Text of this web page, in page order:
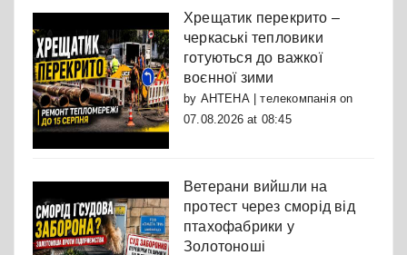
Хрещатик перекрито –
черкаські тепловики
готуються до важкої
воєнної зими
by АНТЕНА | телекомпаніяon
07.08.2026 at 08:45
Ветерани вийшли на
протест через сморід від
птахофабрики у
Золотоноші